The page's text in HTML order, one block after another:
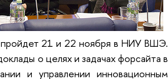
21 и 22 ноября в НИУ ВШЭ.
о целях и задачах форсайта в
и управлении инновационным